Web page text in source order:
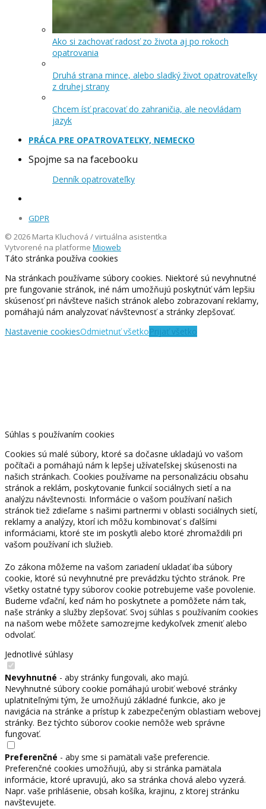
Ako si zachovať radosť zo života aj po rokoch
opatrovania
Druhá strana mince, alebo sladký život opatrovateľky
z druhej strany
Chcem ísť pracovať do zahraničia, ale neovládam
jazyk
PRÁCA PRE OPATROVATEĽKY, NEMECKO
Spojme sa na facebooku
Denník opatrovateľky
GDPR
© 2026 Marta Kluchová / virtuálna asistentka
Vytvorené na platforme Mioweb
Táto stránka používa cookies
Na stránkach používame súbory cookies. Niektoré sú nevyhnutné
pre fungovanie stránok, iné nám umožňujú poskytnúť vám lepšiu
skúsenosť pri návšteve našich stránok alebo zobrazovaní reklamy,
pomáhajú nám analyzovať návštevnosť a stránky zlepšovať.
Nastavenie cookiesOdmietnuť všetkoPrijať všetko
Súhlas s používaním cookies
Cookies sú malé súbory, ktoré sa dočasne ukladajú vo vašom
počítači a pomáhajú nám k lepšej užívateľskej skúsenosti na
našich stránkach. Cookies používame na personalizáciu obsahu
stránok a reklám, poskytovanie funkcií sociálnych sietí a na
analýzu návštevnosti. Informácie o vašom používaní našich
stránok tiež zdieľame s našimi partnermi v oblasti sociálnych sietí,
reklamy a analýzy, ktorí ich môžu kombinovať s ďalšími
informáciami, ktoré ste im poskytli alebo ktoré zhromaždili pri
vašom používaní ich služieb.
Zo zákona môžeme na vašom zariadení ukladať iba súbory
cookie, ktoré sú nevyhnutné pre prevádzku týchto stránok. Pre
všetky ostatné typy súborov cookie potrebujeme vaše povolenie.
Budeme vďační, keď nám ho poskytnete a pomôžete nám tak,
naše stránky a služby zlepšovať. Svoj súhlas s používaním cookies
na našom webe môžete samozrejme kedykoľvek zmeniť alebo
odvolať.
Jednotlivé súhlasy
Nevyhnutné - aby stránky fungovali, ako majú.
Nevyhnutné súbory cookie pomáhajú urobiť webové stránky
uplatniteľnými tým, že umožňujú základné funkcie, ako je
navigácia na stránke a prístup k zabezpečeným oblastiam webovej
stránky. Bez týchto súborov cookie nemôže web správne
fungovať.
Preferenčné - aby sme si pamätali vaše preferencie.
Preferenčné cookies umožňujú, aby si stránka pamätala
informácie, ktoré upravujú, ako sa stránka chová alebo vyzerá.
Napr. vaše prihlásenie, obsah košíka, krajinu, z ktorej stránku
navštevujete.